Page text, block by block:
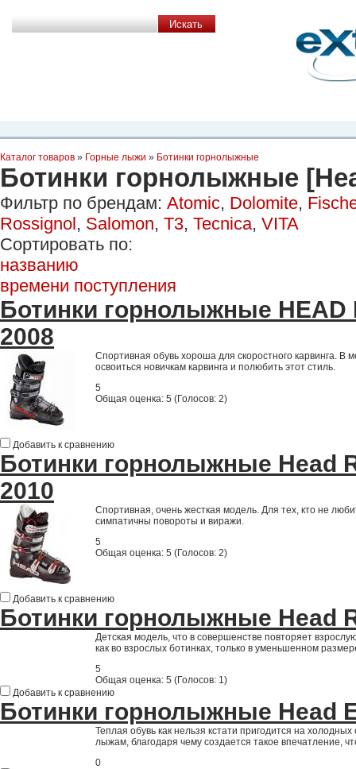
Каталог товаров » Горные лыжи » Ботинки горнолыжные
Ботинки горнолыжные
Фильтр по брендам: Atomic, Dolomite,
Rossignol, Salomon, T3, Tecnica, VITA
Сортировать по:
названию
времени поступления
Ботинки горнолыжные HEAD
2008
Спортивная обувь хороша для скоростного карвинга. В
освоиться новичкам карвинга и полюбить этот стиль.
5
Общая оценка: 5 (Голосов: 2)
Добавить к сравнению
Ботинки горнолыжные Head
2010
Спортивная, очень жесткая модель. Для тех, кто не
симпатичны повороты и виражи.
5
Общая оценка: 5 (Голосов: 2)
Добавить к сравнению
Ботинки горнолыжные Head
Детская модель, что в совершенстве повторяет
как во взрослых ботинках, только в уменьшенном
5
Общая оценка: 5 (Голосов: 1)
Добавить к сравнению
Ботинки горнолыжные Head
Теплая обувь как нельзя кстати пригодится на
лыжам, благодаря чему создается такое впечатление,
0